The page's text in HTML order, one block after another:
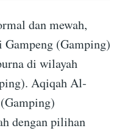
dan mewah,
(Gamping)
di wilayah
Aqiqah Al-
dengan pilihan